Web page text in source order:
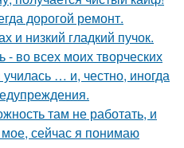
дорогой ремонт.
и низкий гладкий пучок.
во всех моих творческих
… и, честно, иногда
там не работать, и
мое, сейчас я понимаю